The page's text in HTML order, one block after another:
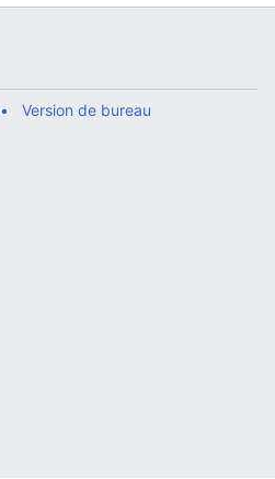
Version de bureau